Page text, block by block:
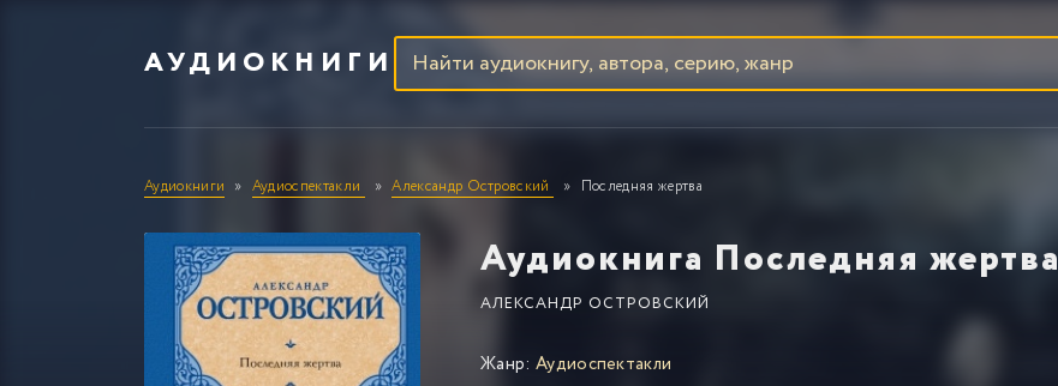
АУДИОКНИГИ
Аудиокниги Аудиоспектакли Александр Островский Последняя жертва
Аудиокнига Последняя жертва
АЛЕКСАНДР ОСТРОВСКИЙ
Жанр: Аудиоспектакли